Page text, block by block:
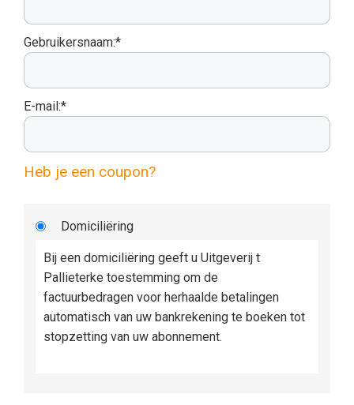
Gebruikersnaam:*
E-mail:*
Heb je een coupon?
Domiciliëring
Bij een domiciliëring geeft u Uitgeverij t
Pallieterke toestemming om de
factuurbedragen voor herhaalde betalingen
automatisch van uw bankrekening te boeken tot
stopzetting van uw abonnement.